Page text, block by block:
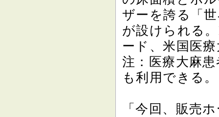
ザーを誇る「
が設けられる
ード、米国医
注：医療大麻
も利用できる。
「今回、販売